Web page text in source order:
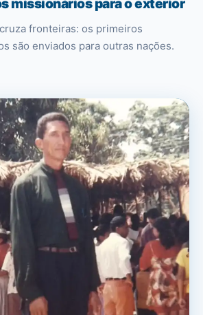
fronteiras: os primeiros
são enviados para outras nações.